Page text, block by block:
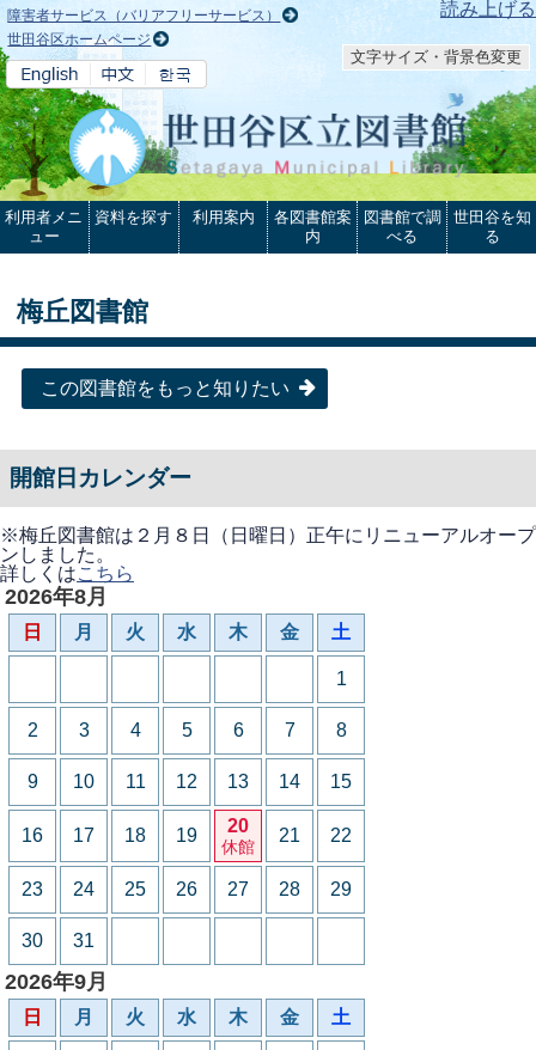
本文へ 読み上げる
障害者サービス（バリアフリーサービス）
世田谷区ホームページ
文字サイズ・背景色変更
利用者メニ
ュー
資料を探す 利用案内
各図書館案
内
図書館で調
べる
世田谷を知
る
梅丘図書館
この図書館をもっと知りたい
開館日カレンダー
※梅丘図書館は２月８日（日曜日）正午にリニューアルオープ
ンしました。
詳しくはこちら
2026年8月
日 月 火 水 木 金 土
1
2 3 4 5 6 7 8
9 10 11 12 13 14 15
16 17 18 19 20
休館
21 22
23 24 25 26 27 28 29
30 31
2026年9月
日 月 火 水 木 金 土